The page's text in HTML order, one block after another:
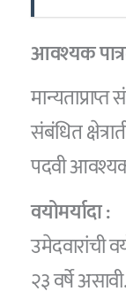
आवश्यक
संबंधित
पदवी
वयोमर्यादा :
उमेदवारांची
२३ वर्षे असावी.